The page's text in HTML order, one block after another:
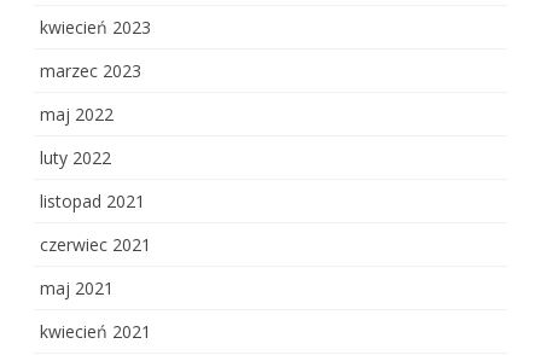
kwiecień 2023
marzec 2023
maj 2022
luty 2022
listopad 2021
czerwiec 2021
maj 2021
kwiecień 2021